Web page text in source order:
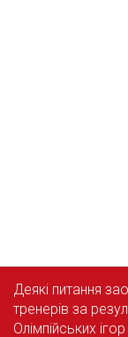
Деякі питання
тренерів за
Олімпійських ігор
Деякі питання
тренерів за
Олімпійських ігор